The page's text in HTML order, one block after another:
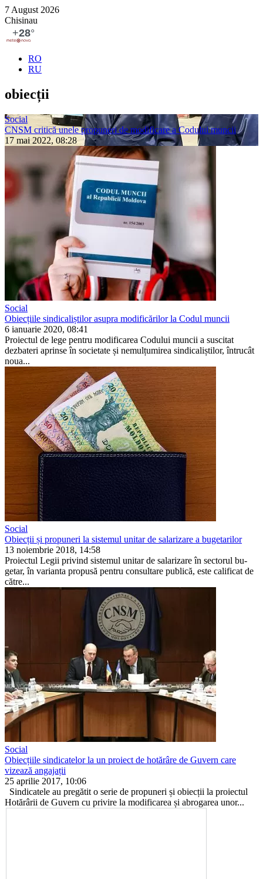
7 August 2026
Chisinau
RO
RU
obiecții
Social
CNSM critică unele propuneri de modificare a Codului muncii
17 mai 2022, 08:28
Social
Obiecțiile sindicaliștilor asupra modificărilor la Codul muncii
6 ianuarie 2020, 08:41
Proiectul de lege pentru modifi­carea Codului muncii a suscitat
dezbateri aprinse în societate și nemulțumirea sindicaliștilor, în­trucât
noua...
Social
Obiecții și propuneri la sistemul unitar de salarizare a bugetarilor
13 noiembrie 2018, 14:58
Proiectul Legii privind sistemul unitar de salarizare în sectorul bu­
getar, în varianta propusă pentru consultare publică, este calificat de
către...
Social
Obiecțiile sindicatelor la un proiect de hotărâre de Guvern care
vizează angajații
25 aprilie 2017, 10:06
Sindicatele au pregătit o serie de propuneri și obiecții la proiectul
Ho­tărârii de Guvern cu privire la mo­dificarea și abrogarea unor...